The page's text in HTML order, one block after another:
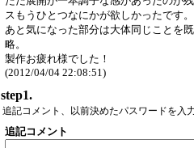
スもうひとつなにかが欲しかったです。
あと気になった部分は大体同じことを
略。
製作お疲れ様でした！
(2012/04/04 22:08:51)
step1.
追記コメント、以前決めたパスワードを入
追記コメント